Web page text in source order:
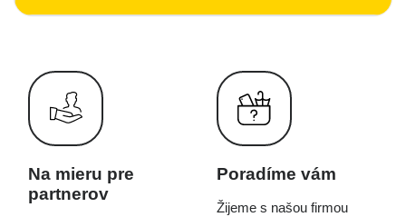
Na mieru pre
partnerov
Poradíme vám
Žijeme s našou firmou